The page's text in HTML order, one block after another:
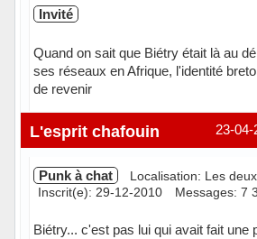
Invité
Quand on sait que Biétry était là au
ses réseaux en Afrique, l'identité
de revenir
23-04-
L'esprit chafouin
Punk à chat
Localisation: Les
Inscrit(e): 29-12-2010
Messages: 7
Biétry... c'est pas lui qui avait fait une